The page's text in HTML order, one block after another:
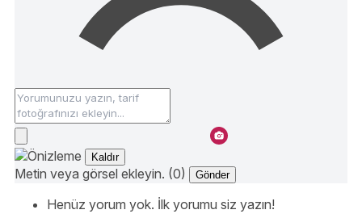
Kaldır
Metin veya görsel ekleyin. (0) Gönder
Henüz yorum yok. İlk yorumu siz yazın!